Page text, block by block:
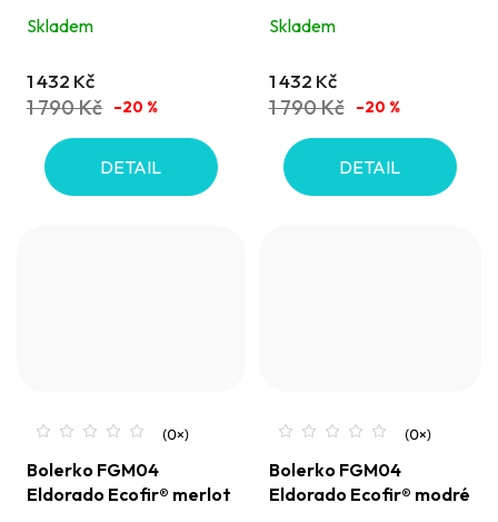
červené
Skladem
1 432 Kč
1 790 Kč –20 %
DETAIL
fialové
Skladem
1 432 Kč
1 790 Kč –20 %
DETAIL
Bolerko FGM04
Eldorado Ecofir® merlot
Bolerko FGM04
Eldorado Ecofir® modré